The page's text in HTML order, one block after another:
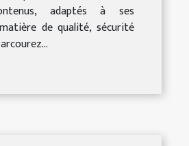
adaptés à ses
de qualité, sécurité